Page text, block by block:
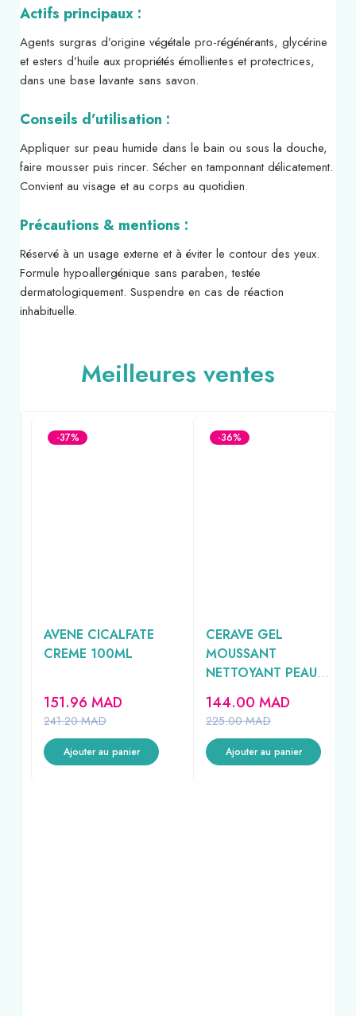
Actifs principaux :
Agents surgras d’origine végétale pro-régénérants, glycérine
et esters d’huile aux propriétés émollientes et protectrices,
dans une base lavante sans savon.
Conseils d’utilisation :
Appliquer sur peau humide dans le bain ou sous la douche,
faire mousser puis rincer. Sécher en tamponnant délicatement.
Convient au visage et au corps au quotidien.
Précautions & mentions :
Réservé à un usage externe et à éviter le contour des yeux.
Formule hypoallergénique sans paraben, testée
dermatologiquement. Suspendre en cas de réaction
inhabituelle.
Meilleures ventes
-37%
AVENE CICALFATE
CREME 100ML
241.20MAD
151.96 MAD
Ajouter au panier
-36%
CERAVE GEL
MOUSSANT
NETTOYANT PEAU
NORMALE A GRASSE
473ML
225.00MAD
144.00 MAD
Ajouter au panier